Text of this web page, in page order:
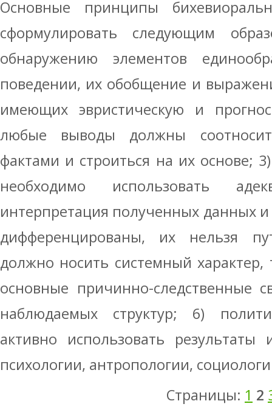
Основные принципы
сформулировать следующим
обнаружению элементов
поведении, их обобщение и
имеющих эвристическую и
любые выводы должны
фактами и строиться на их основе;
необходимо использовать
интерпретация полученных данных
дифференцированы, их нельзя
должно носить системный характер,
основные причинно-следственные
наблюдаемых структур; 6)
активно использовать
психологии, антропологии,
Страницы: 1 2